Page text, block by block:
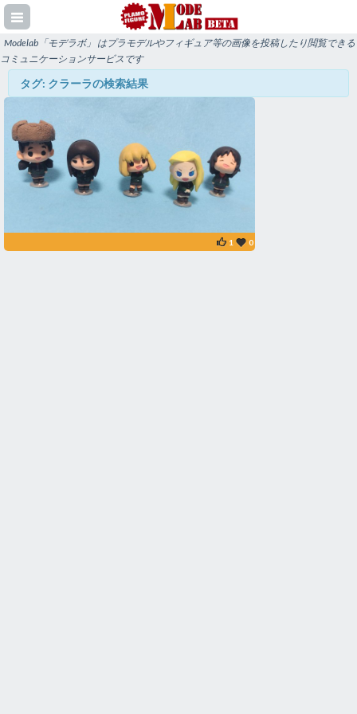
録
Modelab「モデラボ」 はプラモデルやフィギュア等の画像を投稿したり閲覧できる
コミュニケーションサービスです
タグ: クラーラの検索結果
1 0